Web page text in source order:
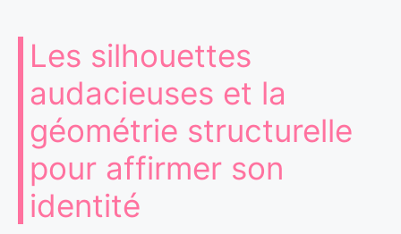
Les silhouettes
audacieuses et la
géométrie structurelle
pour affirmer son
identité